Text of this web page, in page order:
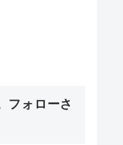
フォローさ